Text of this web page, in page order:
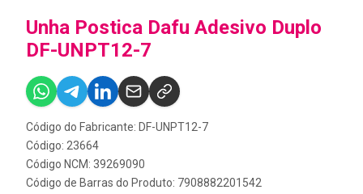
Unha Postica Dafu Adesivo Duplo
DF-UNPT12-7
Código do Fabricante: DF-UNPT12-7
Código: 23664
Código NCM: 39269090
Código de Barras do Produto: 7908882201542